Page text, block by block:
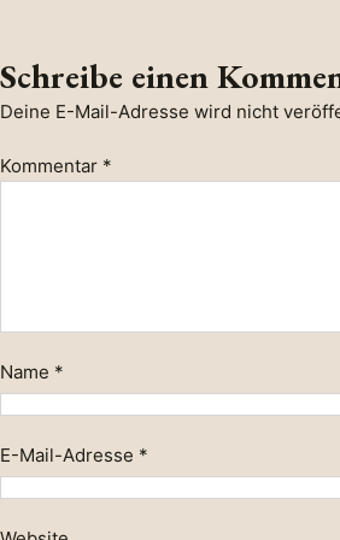
Schreibe einen
Deine E-Mail-Adresse wird nicht
Kommentar *
Name *
E-Mail-Adresse *